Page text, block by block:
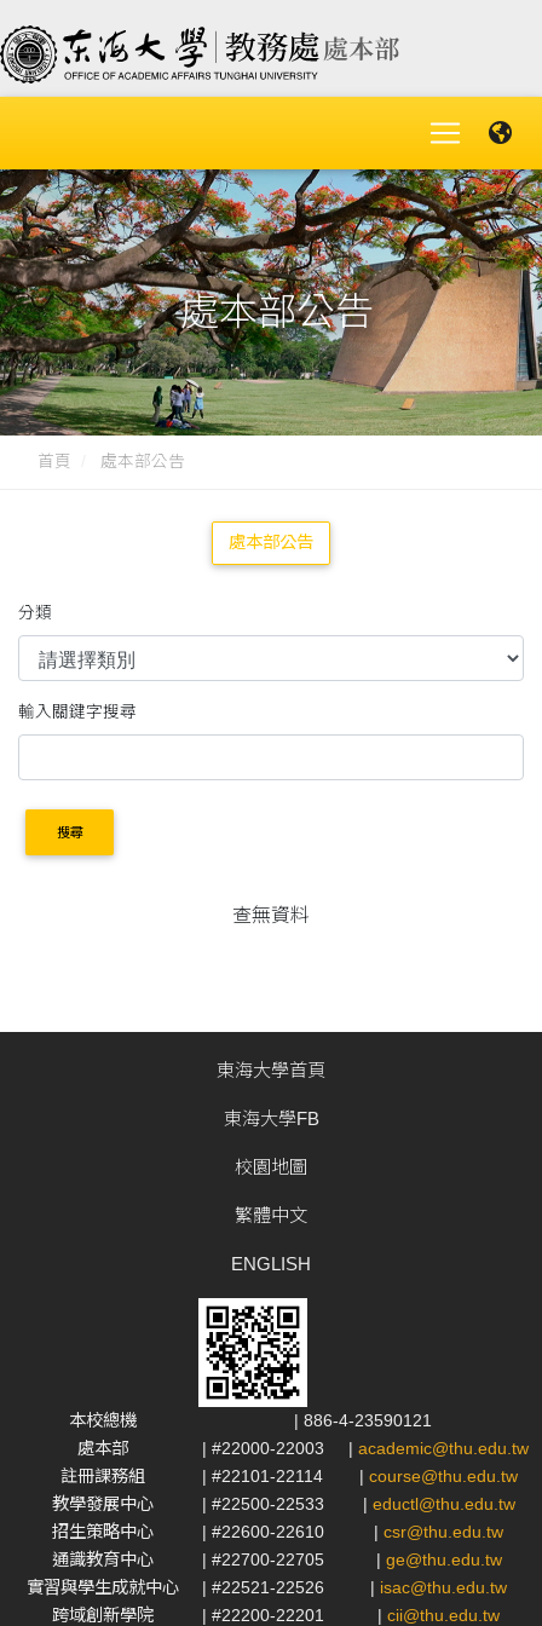
處本部公告
首頁 處本部公告
處本部公告
分類
輸入關鍵字搜尋
搜尋
查無資料
東海大學首頁
東海大學FB
校園地圖
繁體中文
ENGLISH
本校總機
| 886-4-23590121
處本部
| #22000-22003 | academic@thu.edu.tw
註冊課務組
| #22101-22114 | course@thu.edu.tw
教學發展中心
| #22500-22533 | eductl@thu.edu.tw
招生策略中心
| #22600-22610 | csr@thu.edu.tw
通識教育中心
| #22700-22705 | ge@thu.edu.tw
實習與學生成就中心
| #22521-22526 | isac@thu.edu.tw
跨域創新學院
| #22200-22201 | cii@thu.edu.tw